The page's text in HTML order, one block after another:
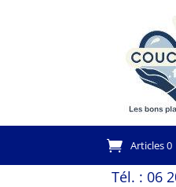
Articles 0
Tél. : 06